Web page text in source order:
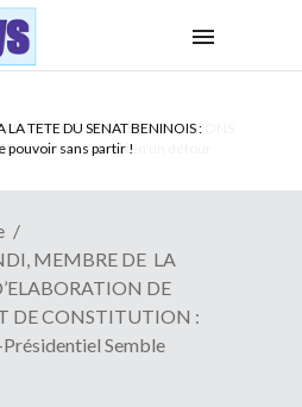
LA TETE DU SENAT BENINOIS :
pouvoir sans partir !
MEMBRE DE LA
DE
DE CONSTITUTION :
Présidentiel Semble